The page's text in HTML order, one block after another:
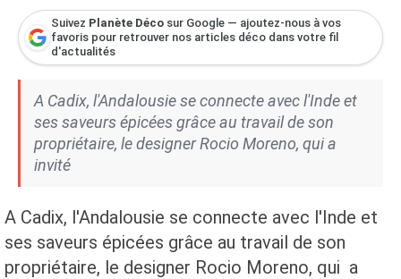
Suivez Planète Déco sur Google — ajoutez-nous à vos
favoris pour retrouver nos articles déco dans votre fil
d'actualités
A Cadix, l'Andalousie se connecte avec l'Inde et
ses saveurs épicées grâce au travail de son
propriétaire, le designer Rocio Moreno, qui a
invité
A Cadix, l'Andalousie se connecte avec l'Inde et
ses saveurs épicées grâce au travail de son
propriétaire, le designer Rocio Moreno, qui a